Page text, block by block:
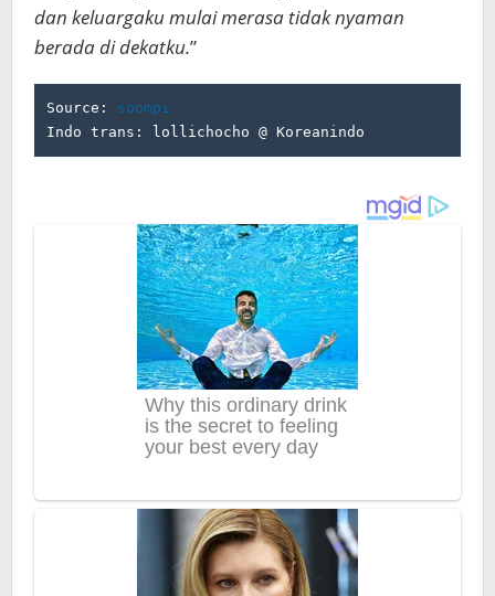
dan keluargaku mulai merasa tidak nyaman
berada di dekatku.”
Source: soompi
Indo trans: lollichocho @ Koreanindo